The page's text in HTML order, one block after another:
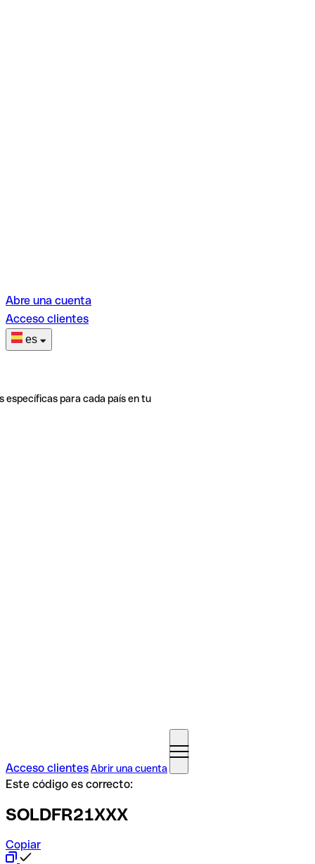
Abre una cuenta
Acceso clientes
es
específicas para cada país en tu
Acceso clientesAbrir una cuenta
Este código es correcto:
SOLDFR21XXX
Copiar